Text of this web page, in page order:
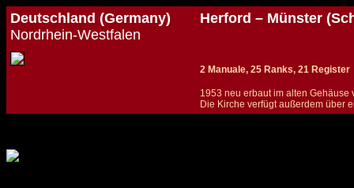
Deutschland (Germany)
Nordrhein-Westfalen
Herford – Münster
2 Manuale, 25 Ranks, 21 Register
1953 neu erbaut im alten
Die Kirche verfügt außerdem über